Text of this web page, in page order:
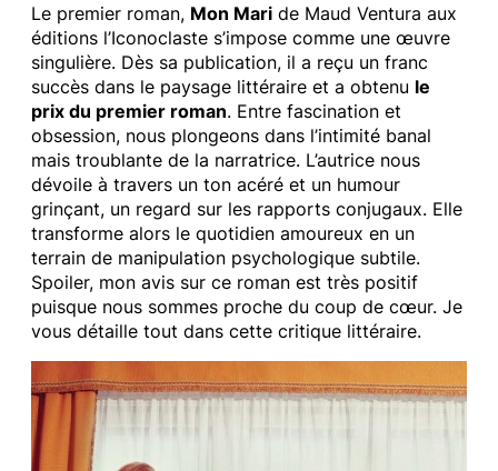
Le premier roman, Mon Mari de Maud Ventura aux
éditions l’Iconoclaste s’impose comme une œuvre
singulière. Dès sa publication, il a reçu un franc
succès dans le paysage littéraire et a obtenu le
prix du premier roman. Entre fascination et
obsession, nous plongeons dans l’intimité banal
mais troublante de la narratrice. L’autrice nous
dévoile à travers un ton acéré et un humour
grinçant, un regard sur les rapports conjugaux. Elle
transforme alors le quotidien amoureux en un
terrain de manipulation psychologique subtile.
Spoiler, mon avis sur ce roman est très positif
puisque nous sommes proche du coup de cœur. Je
vous détaille tout dans cette critique littéraire.